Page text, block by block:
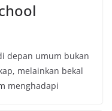
depan umum bukan
melainkan bekal
menghadapi